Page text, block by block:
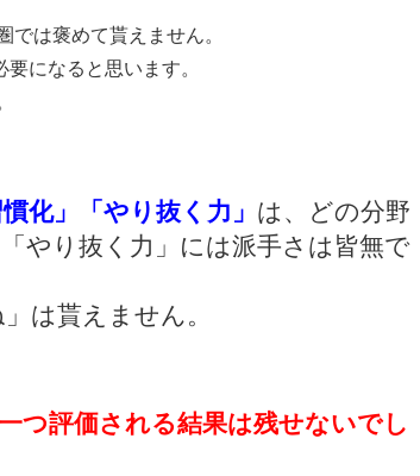
は褒めて貰えません。
になると思います。
慣化」「やり抜く力」 は、どの分野
「やり抜く力」には派手さは皆無で
は貰えません。
つ評価される結果は残せないでし